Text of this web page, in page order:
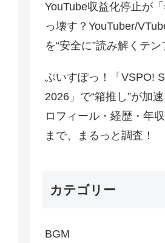
YouTube収益化停止が
っ壊す？YouTuber/
を“安全に”読み解くテン
ぶいすぽっ！「VSPO!
2026」で“箱推し”が加
ロフィール・経歴・年
まで、まるっと調査！
カテゴリー
BGM